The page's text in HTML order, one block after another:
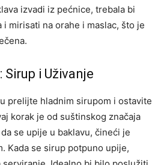
izvadi iz pećnice, trebala bi
mirisati na orahe i maslac, što je
i Uživanje
prelijte hladnim sirupom i ostavite
korak je od suštinskog značaja
se upije u baklavu, čineći je
Kada se sirup potpuno upije,